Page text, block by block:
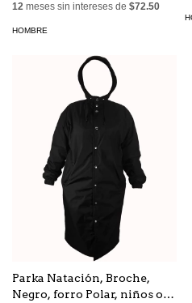
12 meses sin intereses de $72.50
HOMBRE
Parka Natación, Broche,
Negro, forro Polar, niños o